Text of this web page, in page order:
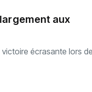
aux
écrasante lors